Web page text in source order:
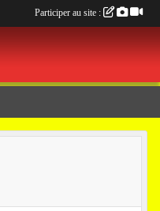
Participer au site :